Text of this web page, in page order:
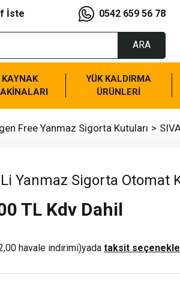
İste 0542 659 56 78
ARA
KAYNAK
YÜK KALDIRMA
ÜRÜNLERİ
Free Yanmaz Sigorta Kutuları
Yanmaz Sigorta Otomat
TL Kdv Dahil
havale indirimi)yada taksit